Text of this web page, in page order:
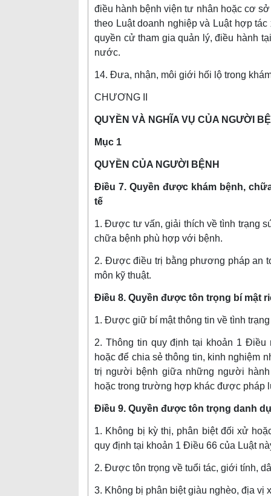
điều hành bệnh viện tư nhân hoặc cơ
theo Luật doanh nghiệp và Luật hợp
quyền cử tham gia quản lý, điều hành
nước.
14. Đưa, nhận, môi giới hối lộ trong
CHƯƠNG II
QUYỀN VÀ NGHĨA VỤ CỦA NGƯỜI
Mục 1
QUYỀN CỦA NGƯỜI BỆNH
Điều 7. Quyền được khám bệnh,
tế
1. Được tư vấn, giải thích về tình trạng
chữa bệnh phù hợp với bệnh.
2. Được điều trị bằng phương pháp an
môn kỹ thuật.
Điều 8. Quyền được tôn trọng bí mật
1. Được giữ bí mật thông tin về tình
2. Thông tin quy định tại khoản 1
hoặc để chia sẻ thông tin, kinh nghiệm
trị người bệnh giữa những người
hoặc trong trường hợp khác được pháp
Điều 9. Quyền được tôn trọng danh
1. Không bị kỳ thị, phân biệt đối xử
quy định tại khoản 1 Điều 66 của Luật
2. Được tôn trọng về tuổi tác, giới tính,
3. Không bị phân biệt giàu nghèo, địa vị